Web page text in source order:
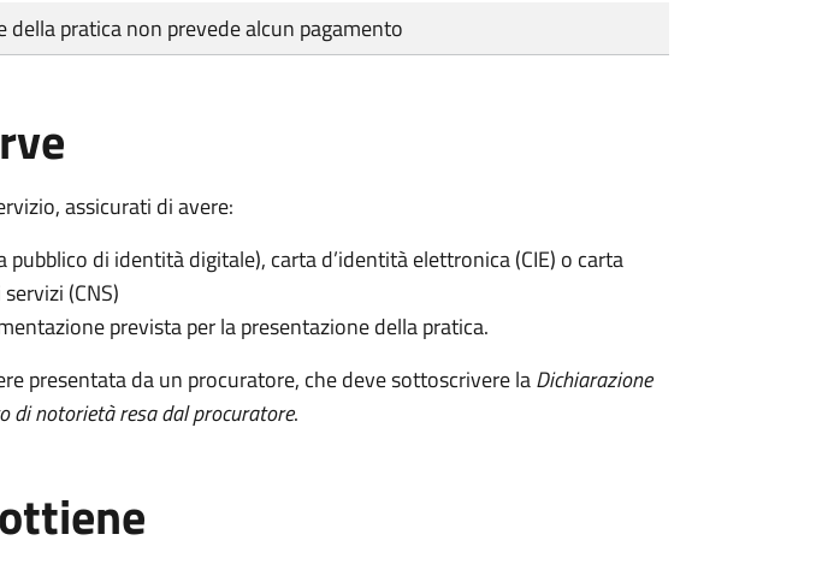
della pratica non prevede alcun pagamento
assicurati di avere:
pubblico di identità digitale), carta d’identità elettronica (CIE) o carta
(CNS)
prevista per la presentazione della pratica.
presentata da un procuratore, che deve sottoscrivere laDichiarazione
di notorietà resa dal procuratore.